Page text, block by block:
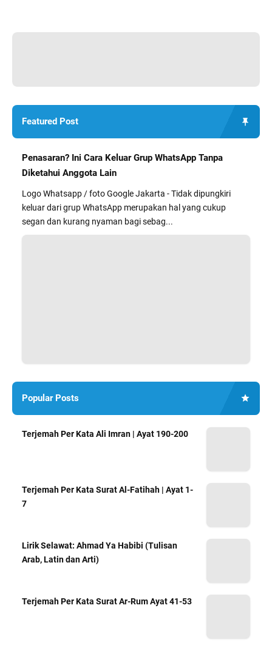
Featured Post
Penasaran? Ini Cara Keluar Grup WhatsApp Tanpa
Diketahui Anggota Lain
Logo Whatsapp / foto Google Jakarta - Tidak dipungkiri
keluar dari grup WhatsApp merupakan hal yang cukup
segan dan kurang nyaman bagi sebag...
Popular Posts
Terjemah Per Kata Ali Imran | Ayat 190-200
Terjemah Per Kata Surat Al-Fatihah | Ayat 1-
7
Lirik Selawat: Ahmad Ya Habibi (Tulisan
Arab, Latin dan Arti)
Terjemah Per Kata Surat Ar-Rum Ayat 41-53